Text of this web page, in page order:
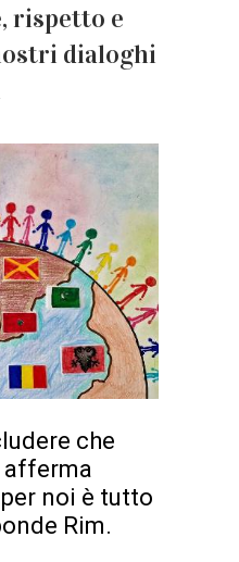
rispetto e
dialoghi
che
noi è tutto
Rim.